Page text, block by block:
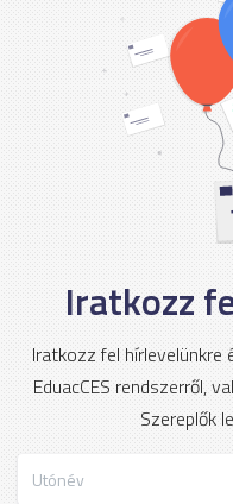
Iratkozz
Iratkozz fel
EduacCES rendszerről,
Szereplők